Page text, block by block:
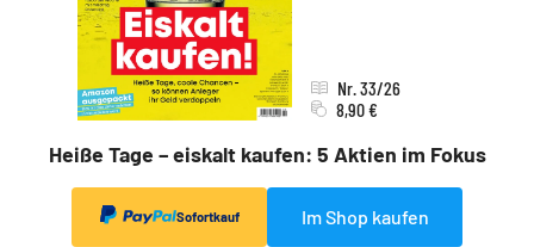
Heiße Tage – eiskalt kaufen: 5 Aktien im Fokus
Nr. 33/26
8,90 €
Sofortkauf Im Shop kaufen